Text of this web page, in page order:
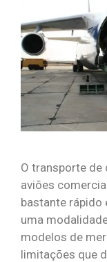
O transporte de
aviões
bastante rápido
uma
modelos de
limitações que